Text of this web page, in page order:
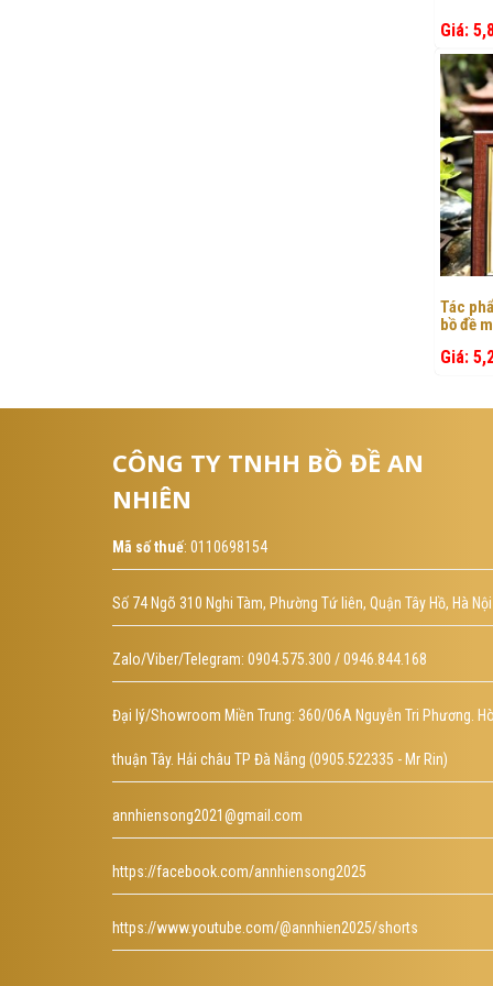
Giá:
1
Tác
bồ đề
Giá:
CÔNG TY TNHH BỒ ĐỀ AN
NHIÊN
Mã số thuế: 0110698154
Số 74 Ngõ 310 Nghi Tàm, Phường Tứ liên, Quận Tây Hồ, Hà Nội
Zalo/Viber/Telegram: 0904.575.300 / 0946.844.168
Đại lý/Showroom Miền Trung: 360/06A Nguyễn Tri Phương.
thuận Tây. Hải châu TP Đà Nẵng (0905.522335 - Mr Rin)
annhiensong2021@gmail.com
https://facebook.com/annhiensong2025
https://www.youtube.com/@annhien2025/shorts